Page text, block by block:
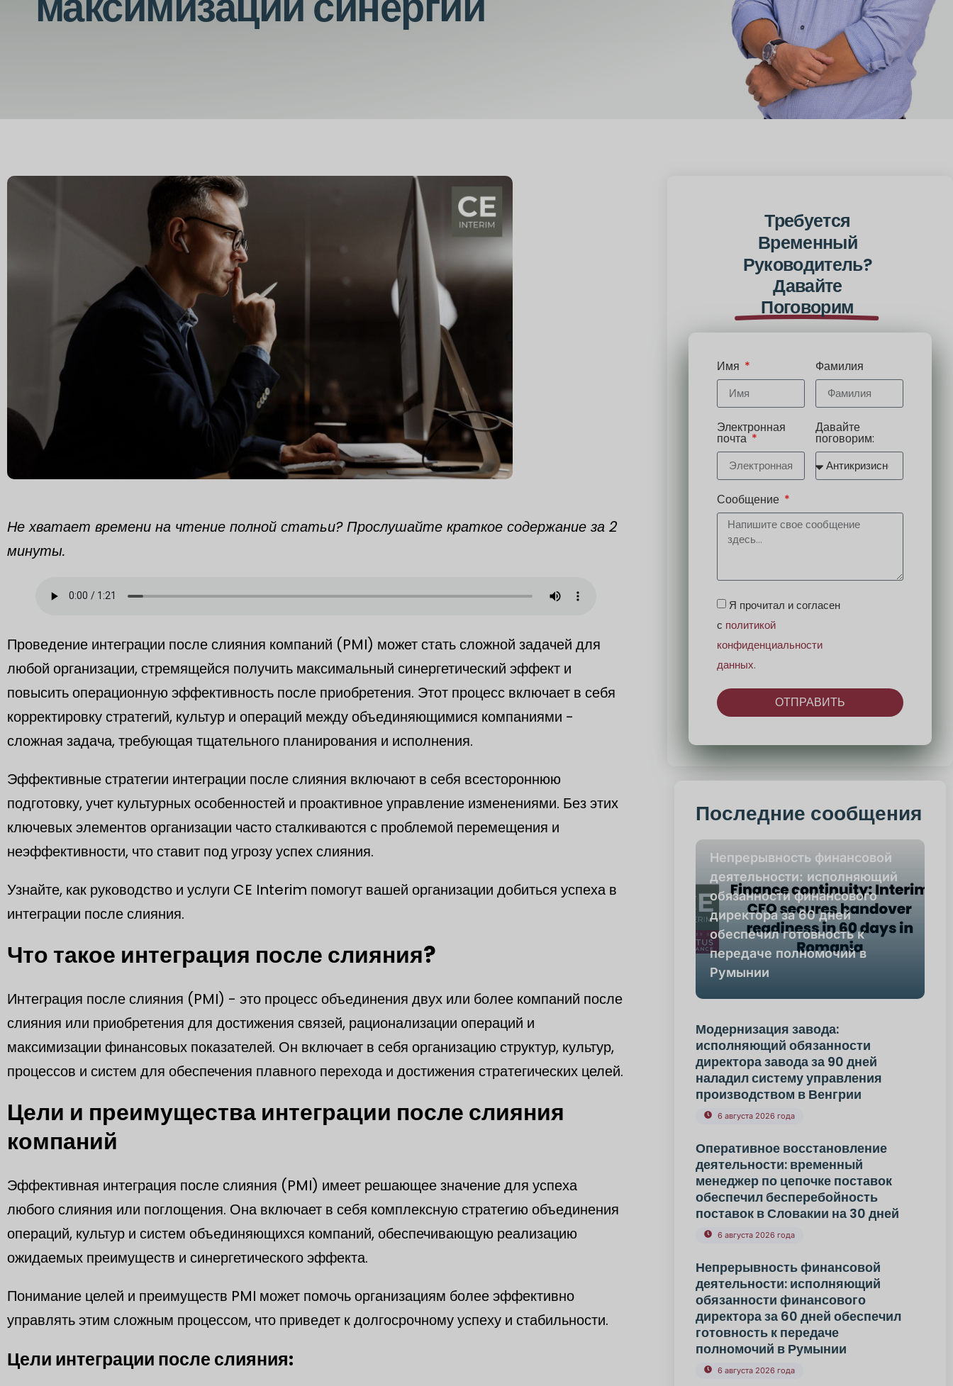
Не хватает времени на чтение полной статьи? Прослушайте краткое содержание за 2
минуты.
Проведение интеграции после слияния компаний (PMI) может стать сложной задачей для
любой организации, стремящейся получить максимальный синергетический эффект и
повысить операционную эффективность после приобретения. Этот процесс включает в себя
корректировку стратегий, культур и операций между объединяющимися компаниями -
сложная задача, требующая тщательного планирования и исполнения.
Эффективные стратегии интеграции после слияния включают в себя всестороннюю
подготовку, учет культурных особенностей и проактивное управление изменениями. Без этих
ключевых элементов организации часто сталкиваются с проблемой перемещения и
неэффективности, что ставит под угрозу успех слияния.
Узнайте, как руководство и услуги CE Interim помогут вашей организации добиться успеха в
интеграции после слияния.
Что такое интеграция после слияния?
Интеграция после слияния (PMI) - это процесс объединения двух или более компаний после
слияния или приобретения для достижения связей, рационализации операций и
максимизации финансовых показателей. Он включает в себя организацию структур, культур,
процессов и систем для обеспечения плавного перехода и достижения стратегических целей.
Цели и преимущества интеграции после слияния
компаний
Эффективная интеграция после слияния (PMI) имеет решающее значение для успеха
любого слияния или поглощения. Она включает в себя комплексную стратегию объединения
операций, культур и систем объединяющихся компаний, обеспечивающую реализацию
ожидаемых преимуществ и синергетического эффекта.
Понимание целей и преимуществ PMI может помочь организациям более эффективно
управлять этим сложным процессом, что приведет к долгосрочному успеху и стабильности.
Цели интеграции после слияния:
Требуется
Временный
Руководитель?
Давайте
Поговорим
Имя Фамилия
Электронная
почта
Давайте
поговорим:
Сообщение
Я прочитал и согласен
с политикой
конфиденциальности
данных.
ОТПРАВИТЬ
Последние сообщения
Непрерывность финансовой
деятельности: исполняющий
обязанности финансового
директора за 60 дней
обеспечил готовность к
передаче полномочий в
Румынии
Модернизация завода:
исполняющий обязанности
директора завода за 90 дней
наладил систему управления
производством в Венгрии
6 августа 2026 года
Оперативное восстановление
деятельности: временный
менеджер по цепочке поставок
обеспечил бесперебойность
поставок в Словакии на 30 дней
6 августа 2026 года
Непрерывность финансовой
деятельности: исполняющий
обязанности финансового
директора за 60 дней обеспечил
готовность к передаче
полномочий в Румынии
6 августа 2026 года